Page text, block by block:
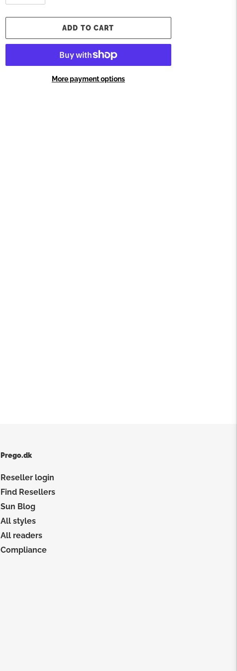
ADD TO CART
More payment options
Prego.dk
Reseller login
Find Resellers
Sun Blog
All styles
All readers
Compliance